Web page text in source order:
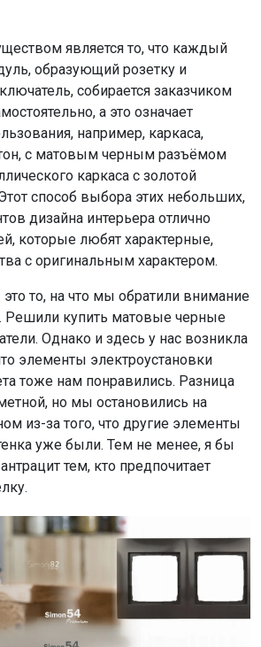
является то, что каждый
образующий розетку и
собирается заказчиком
а это означает
например, каркаса,
с матовым черным разъёмом
каркаса с золотой
способ выбора этих небольших,
дизайна интерьера отлично
которые любят характерные,
с оригинальным характером.
то, на что мы обратили внимание
Решили купить матовые черные
Однако и здесь у нас возникла
элементы электроустановки
тоже нам понравились. Разница
но мы остановились на
из-за того, что другие элементы
уже были. Тем не менее, я бы
тем, кто предпочитает